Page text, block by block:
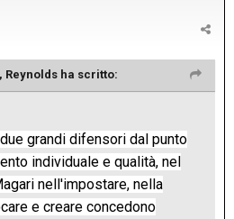
Reynolds ha scritto:
grandi difensori dal punto
individuale e qualità, nel
nell'impostare, nella
e creare concedono